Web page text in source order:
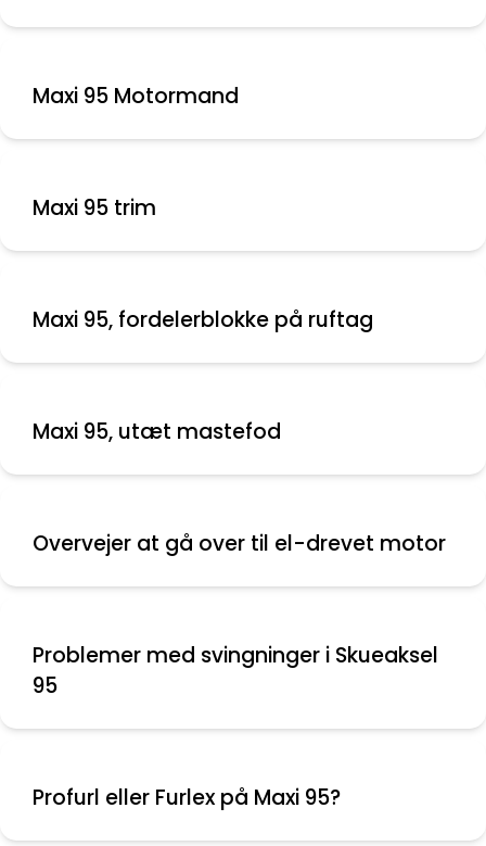
Maxi 95 Motormand
Maxi 95 trim
Maxi 95, fordelerblokke på ruftag
Maxi 95, utæt mastefod
Overvejer at gå over til el-drevet motor
Problemer med svingninger i Skueaksel
95
Profurl eller Furlex på Maxi 95?